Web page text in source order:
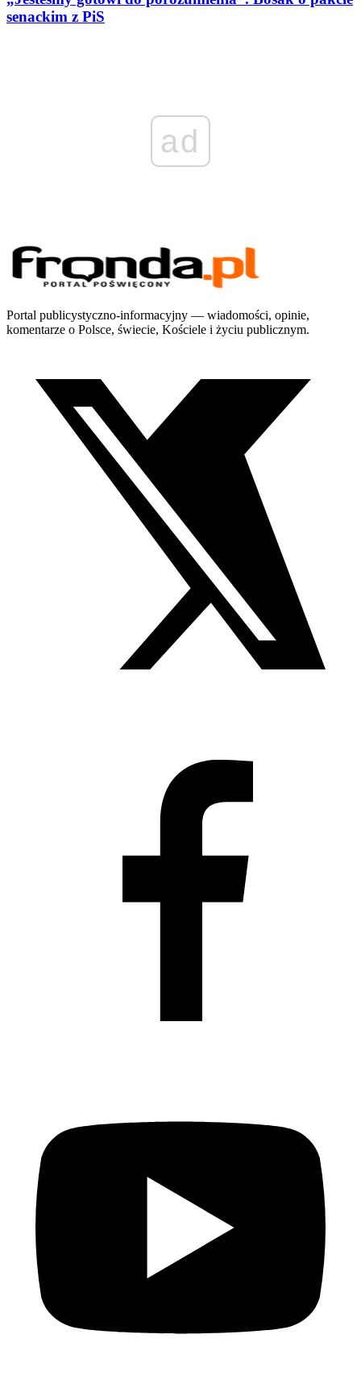
senackim z PiS
ad
Portal publicystyczno-informacyjny — wiadomości, opinie,
komentarze o Polsce, świecie, Kościele i życiu publicznym.